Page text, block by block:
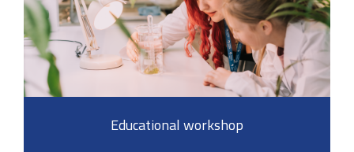
Educational workshop